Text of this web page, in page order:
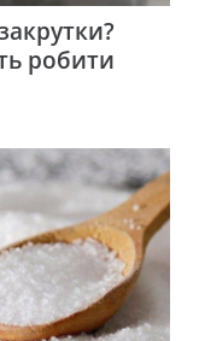
робити